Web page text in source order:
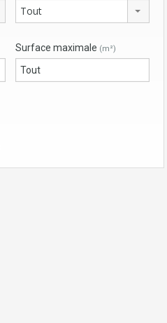
Tout
Surface maximale (m²)